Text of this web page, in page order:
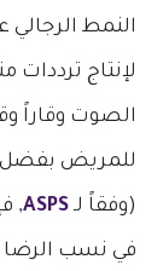
النمط الرجالي
لإنتاج
الصوت وقاراً
للمريض بفضل
(وفقاً لـASPS
,
في نسب الرضا التي